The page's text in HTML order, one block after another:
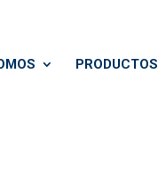
PRODUCTOS